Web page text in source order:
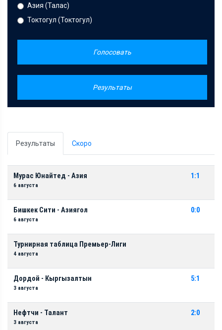
Азия (Талас)
Токтогул (Токтогул)
Голосовать
Результаты
Результаты Скоро
Мурас Юнайтед - Азия
6 августа
1:1
Бишкек Сити - Азиягол
6 августа
0:0
Турнирная таблица Премьер-Лиги
4 августа
Дордой - Кыргызалтын
3 августа
5:1
Нефтчи - Талант
3 августа
2:0